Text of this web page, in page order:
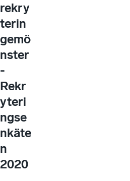
rekry
terin
gemö
nster
-
Rekr
yteri
ngse
nkäte
n
2020